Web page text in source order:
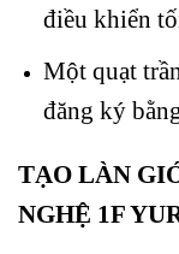
điều khiển
Một quạt
đăng ký
TẠO LÀN
NGHỆ 1F